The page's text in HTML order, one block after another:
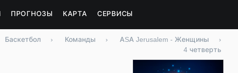
ПРОГНОЗЫ КАРТА СЕРВИСЫ
Баскетбол › Команды › ASA Jerusalem - Женщины
›
4 четверть